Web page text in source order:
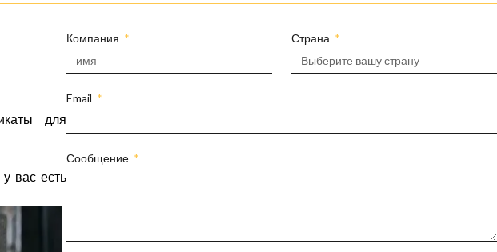
для
вас есть
Компания Страна
Email
Сообщение